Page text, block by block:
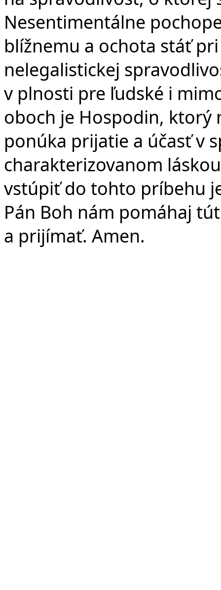
Nesentimentálne
blížnemu a ochota stáť
nelegalistickej
v plnosti pre ľudské i
oboch je Hospodin, ktorý
ponúka prijatie a účasť v
charakterizovanom
vstúpiť do tohto príbehu
Pán Boh nám pomáhaj
a prijímať. Amen.